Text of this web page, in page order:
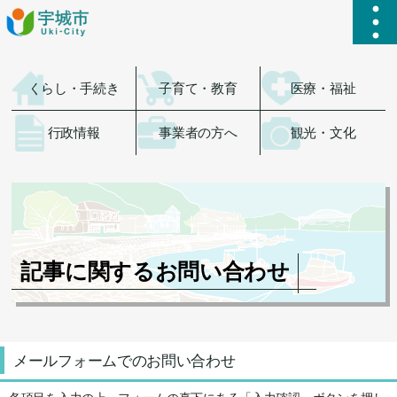
ハ
くらし・手続き 子育て・教育 医療・福祉
行政情報 事業者の方へ 観光・文化
記事に関するお問い合わせ
メールフォームでのお問い合わせ